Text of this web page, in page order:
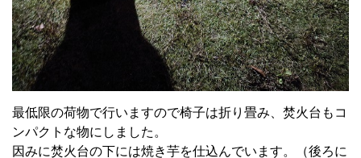
最低限の荷物で行いますので椅子は折り畳み、焚火台もコ
ンパクトな物にしました。
因みに焚火台の下には焼き芋を仕込んでいます。（後ろに